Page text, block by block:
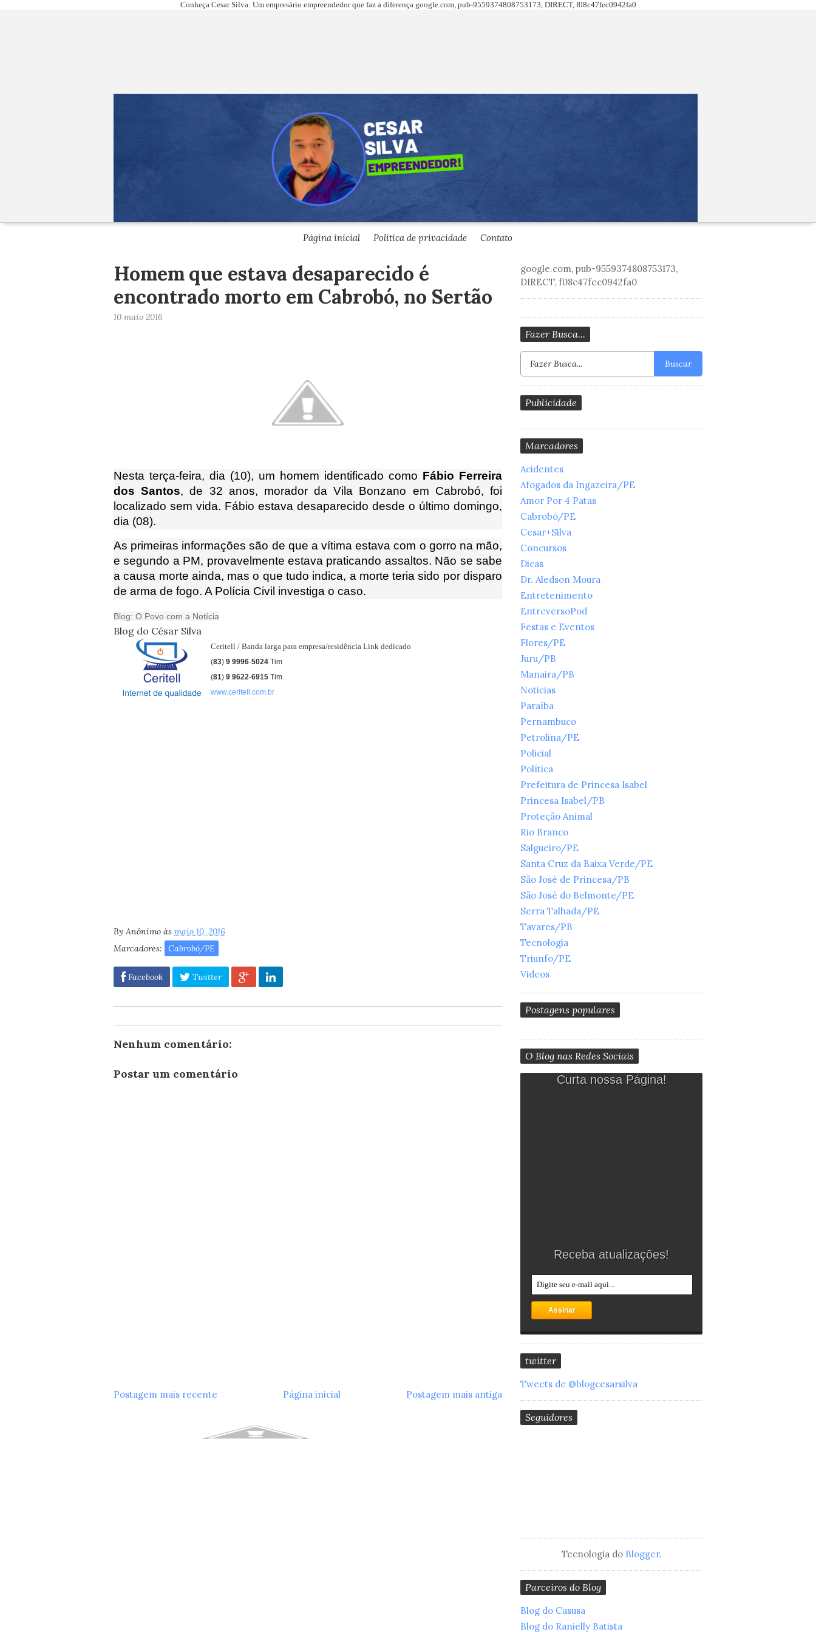
Conheça Cesar Silva: Um empresário empreendedor que faz a diferença google.com, pub-9559374808753173, DIRECT, f08c47fec0942fa0
Página inicial Politica de privacidade Contato
Homem que estava desaparecido é
encontrado morto em Cabrobó, no Sertão
10 maio 2016
Nesta terça-feira, dia (10), um homem identificado como Fábio Ferreira
dos Santos, de 32 anos, morador da Vila Bonzano em Cabrobó, foi
localizado sem vida. Fábio estava desaparecido desde o último domingo,
dia (08).
As primeiras informações são de que a vítima estava com o gorro na mão,
e segundo a PM, provavelmente estava praticando assaltos. Não se sabe
a causa morte ainda, mas o que tudo indica, a morte teria sido por disparo
de arma de fogo. A Polícia Civil investiga o caso.
Blog: O Povo com a Notícia
Blog do César Silva
Ceritell / Banda larga para empresa/residência Link dedicado
(83) 9 9996-5024 Tim
(81) 9 9622-6915 Tim
www.ceritell.com.br
By Anônimo às maio 10, 2016
Marcadores:
Cabrobó/PE
Facebook Twitter
Nenhum comentário:
Postar um comentário
Postagem mais recente Postagem mais antiga
Página inicial
google.com, pub-9559374808753173,
DIRECT, f08c47fec0942fa0
Fazer Busca...
Buscar
Publicidade
Marcadores
Acidentes
Afogados da Ingazeira/PE
Amor Por 4 Patas
Cabrobó/PE
Cesar+Silva
Concursos
Dicas
Dr. Aledson Moura
Entretenimento
EntreversoPod
Festas e Eventos
Flores/PE
Juru/PB
Manaira/PB
Noticias
Paraíba
Pernambuco
Petrolina/PE
Policial
Política
Prefeitura de Princesa Isabel
Princesa Isabel/PB
Proteção Animal
Rio Branco
Salgueiro/PE
Santa Cruz da Baixa Verde/PE
São José de Princesa/PB
São José do Belmonte/PE
Serra Talhada/PE
Tavares/PB
Tecnologia
Triunfo/PE
Videos
Postagens populares
O Blog nas Redes Sociais
Curta nossa Página!
Receba atualizações!
twitter
Tweets de @blogcesarsilva
Seguidores
Tecnologia do Blogger.
Parceiros do Blog
Blog do Casusa
Blog do Ranielly Batista